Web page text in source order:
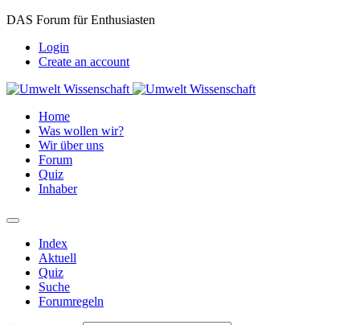
DAS Forum für Enthusiasten
Login
Create an account
Home
Was wollen wir?
Wir über uns
Forum
Quiz
Inhaber
Index
Aktuell
Quiz
Suche
Forumregeln